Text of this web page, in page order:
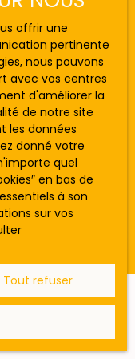
- QUARTIER
- MAISON
FILLEAU et
vous
maison
prisé
cette
d'une surface
idéalement
bien
recherche !
offrir une
pertinente
nous pouvons
avec vos centres
d'améliorer la
de notre site
les données
donné votre
quel
en bas de
à son
sur vos
Tout refuser